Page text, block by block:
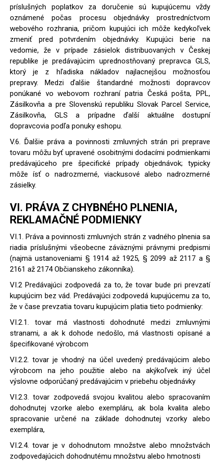
príslušných poplatkov za doručenie sú kupujúcemu vždy
oznámené počas procesu objednávky prostredníctvom
webového rozhrania, pričom kupujúci ich môže kedykoľvek
zmeniť pred potvrdením objednávky. Kupujúci berie na
vedomie, že v prípade zásielok distribuovaných v Českej
republike je predávajúcim uprednostňovaný prepravca GLS,
ktorý je z hľadiska nákladov najlacnejšou možnosťou
prepravy. Medzi ďalšie štandardné možnosti dopravcov
ponúkané vo webovom rozhraní patria Česká pošta, PPL,
Zásilkovňa a pre Slovenskú republiku Slovak Parcel Service,
Zásilkovňa, GLS a prípadne ďalší aktuálne dostupní
dopravcovia podľa ponuky eshopu.
V.6. Ďalšie práva a povinnosti zmluvných strán pri preprave
tovaru môžu byť upravené osobitnými dodacími podmienkami
predávajúceho pre špecifické prípady objednávok; typicky
môže ísť o nadrozmerné, viackusové alebo nadrozmerné
zásielky.
VI. PRÁVA Z CHYBNÉHO PLNENIA,
REKLAMAČNÉ PODMIENKY
VI.1. Práva a povinnosti zmluvných strán z vadného plnenia sa
riadia príslušnými všeobecne záväznými právnymi predpismi
(najmä ustanoveniami § 1914 až 1925, § 2099 až 2117 a §
2161 až 2174 Občianskeho zákonníka).
VI.2 Predávajúci zodpovedá za to, že tovar bude pri prevzatí
kupujúcim bez vád. Predávajúci zodpovedá kupujúcemu za to,
že v čase prevzatia tovaru kupujúcim platia tieto podmienky:
VI.2.1. tovar má vlastnosti dohodnuté medzi zmluvnými
stranami, a ak k dohode nedošlo, má vlastnosti opísané a
špecifikované výrobcom
VI.2.2. tovar je vhodný na účel uvedený predávajúcim alebo
výrobcom na jeho použitie alebo na akýkoľvek iný účel
výslovne odporúčaný predávajúcim v priebehu objednávky
VI.2.3. tovar zodpovedá svojou kvalitou alebo spracovaním
dohodnutej vzorke alebo exempláru, ak bola kvalita alebo
spracovanie určené na základe dohodnutej vzorky alebo
exemplára,
VI.2.4. tovar je v dohodnutom množstve alebo množstvách
zodpovedajúcich dohodnutému množstvu alebo hmotnosti